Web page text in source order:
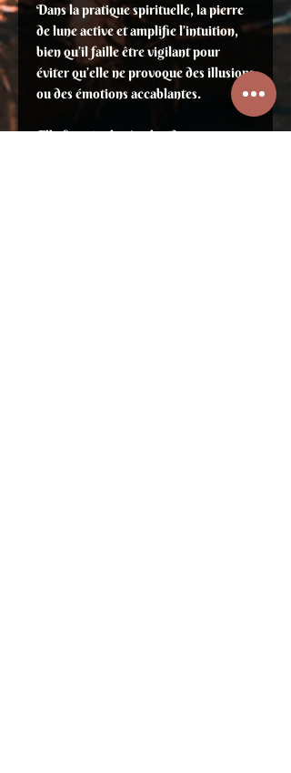
Dans la pratique spirituelle, la pierre
de lune active et amplifie l’intuition,
bien qu’il faille être vigilant pour
éviter qu’elle ne provoque des illusions
ou des émotions accablantes.
Elle favorise le rêve lucide, surtout en